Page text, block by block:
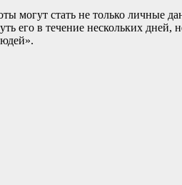
могут стать не только личные
его в течение нескольких